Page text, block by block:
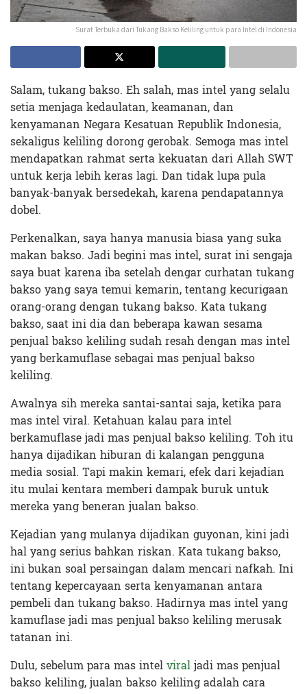
Surat Terbuka dari Tukang Bakso Keliling untuk para Intel di Indonesia
Salam, tukang bakso. Eh salah, mas intel yang selalu
setia menjaga kedaulatan, keamanan, dan
kenyamanan Negara Kesatuan Republik Indonesia,
sekaligus keliling dorong gerobak. Semoga mas intel
mendapatkan rahmat serta kekuatan dari Allah SWT
untuk kerja lebih keras lagi. Dan tidak lupa pula
banyak-banyak bersedekah, karena pendapatannya
dobel.
Perkenalkan, saya hanya manusia biasa yang suka
makan bakso. Jadi begini mas intel, surat ini sengaja
saya buat karena iba setelah dengar curhatan tukang
bakso yang saya temui kemarin, tentang kecurigaan
orang-orang dengan tukang bakso. Kata tukang
bakso, saat ini dia dan beberapa kawan sesama
penjual bakso keliling sudah resah dengan mas intel
yang berkamuflase sebagai mas penjual bakso
keliling.
Awalnya sih mereka santai-santai saja, ketika para
mas intel viral. Ketahuan kalau para intel
berkamuflase jadi mas penjual bakso keliling. Toh itu
hanya dijadikan hiburan di kalangan pengguna
media sosial. Tapi makin kemari, efek dari kejadian
itu mulai kentara memberi dampak buruk untuk
mereka yang beneran jualan bakso.
Kejadian yang mulanya dijadikan guyonan, kini jadi
hal yang serius bahkan riskan. Kata tukang bakso,
ini bukan soal persaingan dalam mencari nafkah. Ini
tentang kepercayaan serta kenyamanan antara
pembeli dan tukang bakso. Hadirnya mas intel yang
kamuflase jadi mas penjual bakso keliling merusak
tatanan ini.
Dulu, sebelum para mas intelviraljadi mas penjual
bakso keliling, jualan bakso keliling adalah cara